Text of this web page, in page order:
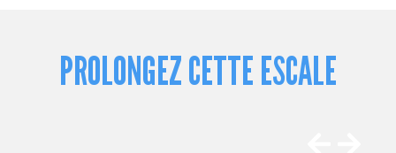
PROLONGEZ CETTE ESCALE